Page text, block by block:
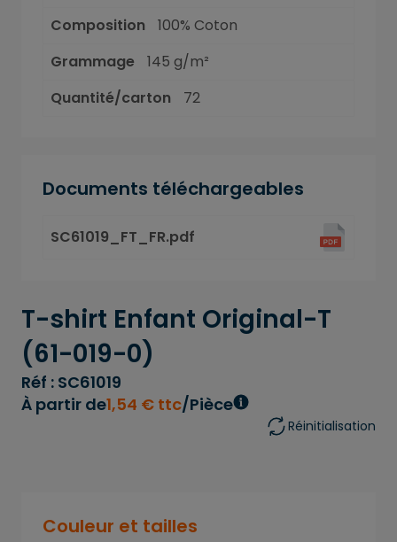
Composition
100% Coton
Grammage
145 g/m²
Quantité/carton
72
Documents téléchargeables
SC61019_FT_FR.pdf
T-shirt Enfant Original-T
(61-019-0)
Réf : SC61019
À partir de1,54 € ttc/Pièce
Réinitialisation
Couleur et tailles